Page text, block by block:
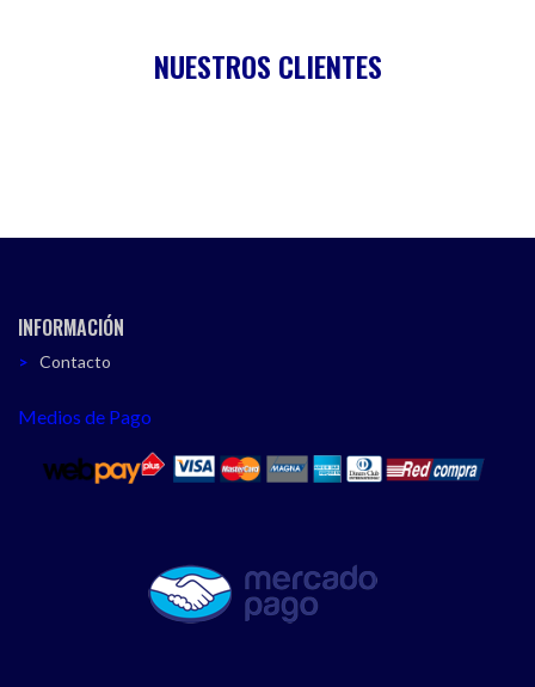
NUESTROS CLIENTES
INFORMACIÓN
Contacto
Medios de Pago